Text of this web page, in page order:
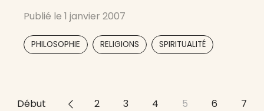
d’auteurs, tous reconnus dans leur secteur
d’activité. Chaque numéro présente un
ensemble d’études portant
Publié le 1 janvier 2007
PHILOSOPHIE RELIGIONS SPIRITUALITÉ
Début << 2 3 4 5 6 7